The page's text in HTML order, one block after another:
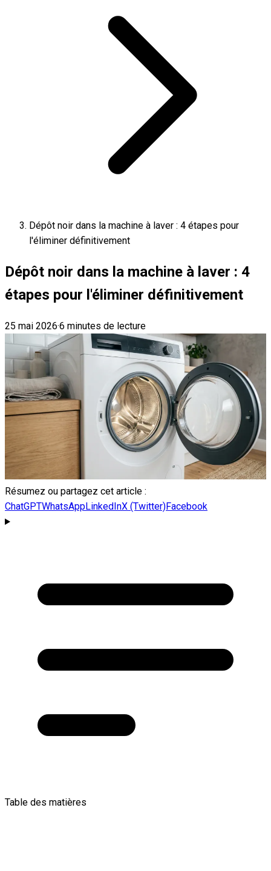
Dépôt noir dans la machine à laver : 4 étapes pour
l'éliminer définitivement
Dépôt noir dans la machine à laver : 4
étapes pour l'éliminer définitivement
25 mai 2026·6 minutes de lecture
Résumez ou partagez cet article :
ChatGPTWhatsAppLinkedInX (Twitter)Facebook
Table des matières